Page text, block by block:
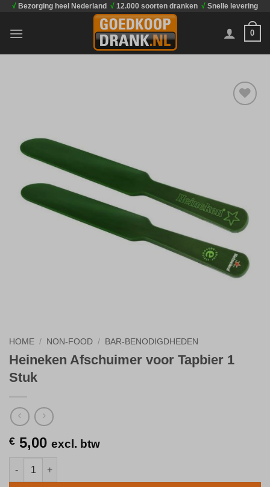
inhoud
√ Bezorging heel Nederland √ 12.000 soorten dranken √ Snelle levering
0
HOME / NON-FOOD / BAR-BENODIGDHEDEN
Heineken Afschuimer voor Tapbier 1
Stuk
€ 5,00 excl. btw
Heineken Afschuimer voor Tapbier 1 Stuk aantal